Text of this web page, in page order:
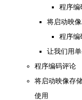
程序编
将启动映
程序编
让我们用
程序编码评论
将启动映像存
使用